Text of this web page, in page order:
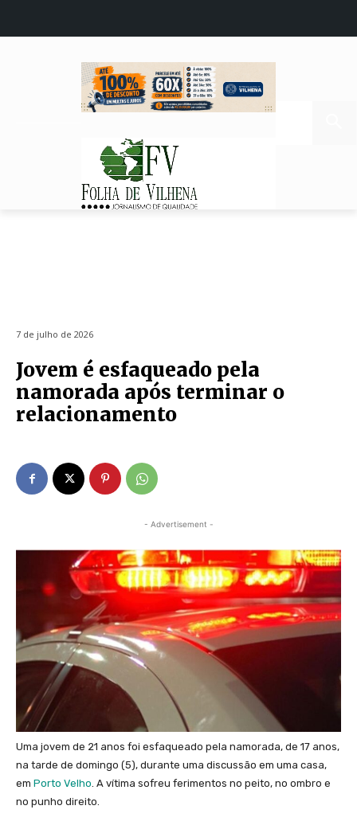
7 de julho de 2026
Jovem é esfaqueado pela
namorada após terminar o
relacionamento
- Advertisement -
Uma jovem de 21 anos foi esfaqueado pela namorada, de 17 anos,
na tarde de domingo (5), durante uma discussão em uma casa,
em Porto Velho. A vítima sofreu ferimentos no peito, no ombro e
no punho direito.